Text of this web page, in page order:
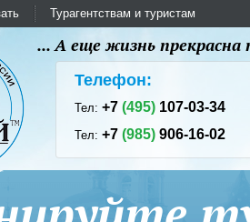
Турагентствам и туристам
... А еще жизнь
Телефон:
Тел:+7(495) 107-03-34
Тел:+7(985) 906-16-02